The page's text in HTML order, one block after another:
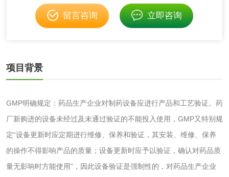
留言咨询 立即咨询
项目背景
GMP明确规定：药品生产企业对制药设备应进行产品和工艺验证。药
厂新购进的设备未经过及未通过验证的不能投入使用，GMP又特别规
定“设备更新时应定期进行维修、保养和验证，其安装、维修、保养
的操作不得影响产品的质量；设备更新时应予以验证，确认对药品质
量无影响时方能使用”，因此设备验证是强制性的，对药品生产企业
玻璃画颜料检测 儿童水粉画颜料检
油品检测 润滑油检测
生物柴油检测 生物质燃料检测
防冻液检测 润滑油运动粘度检